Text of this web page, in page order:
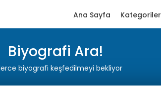
Ana Sayfa Kategoriler
Biyografi Ara!
biyografi keşfedilmeyi bekliyor